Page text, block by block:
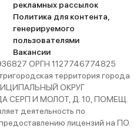
рекламных рассылок
Политика для контента,
генерируемого
пользователями
Вакансии
ОРГН 1127746774825
территория города
ОКРУГ
СЕРП И МОЛОТ, Д. 10, ПОМЕЩ.
деятельность по
лицензий на ПО.